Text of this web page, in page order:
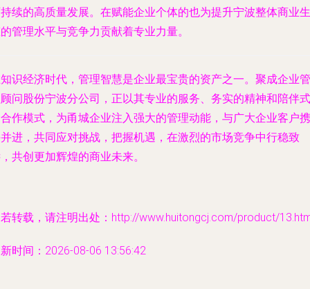
续的高质量发展。在赋能企业个体的也为提升宁波整体商业生
管理水平与竞争力贡献着专业力量。
识经济时代，管理智慧是企业最宝贵的资产之一。聚成企业管
问股份宁波分公司，正以其专业的服务、务实的精神和陪伴式
作模式，为甬城企业注入强大的管理动能，与广大企业客户携
进，共同应对挑战，把握机遇，在激烈的市场竞争中行稳致
共创更加辉煌的商业未来。
转载，请注明出处：http://www.huitongcj.com/product/
时间：2026-08-06 13:56:42